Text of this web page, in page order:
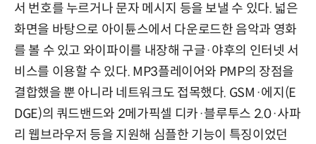
서 번호를 누르거나 문자 메시지 등을 보낼 수 있다. 넓은
화면을 바탕으로 아이튠스에서 다운로드한 음악과 영화
를 볼 수 있고 와이파이를 내장해 구글·야후의 인터넷 서
비스를 이용할 수 있다. MP3플레이어와 PMP의 장점을
결합했을 뿐 아니라 네트워크도 접목했다. GSM·에지(E
DGE)의 쿼드밴드와 2메가픽셀 디카·블루투스 2.0·사파
리 웹브라우저 등을 지원해 심플한 기능이 특징이었던